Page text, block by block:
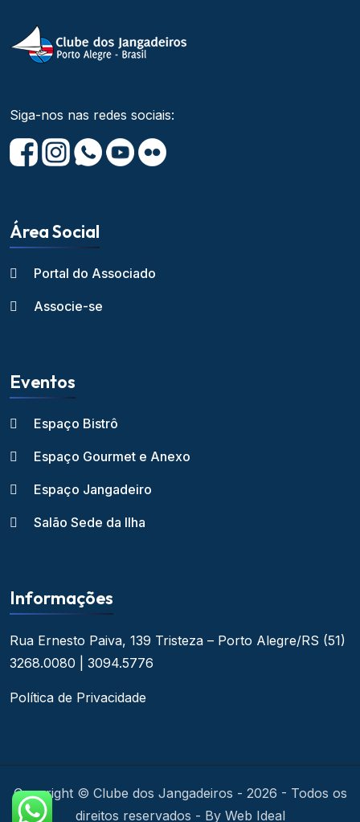
Siga-nos nas redes sociais:
Área Social
Portal do Associado
Associe-se
Eventos
Espaço Bistrô
Espaço Gourmet e Anexo
Espaço Jangadeiro
Salão Sede da Ilha
Informações
Rua Ernesto Paiva, 139 Tristeza – Porto Alegre/RS (51)
3268.0080 | 3094.5776
Política de Privacidade
Copyright © Clube dos Jangadeiros - 2026 - Todos os
direitos reservados - By Web Ideal